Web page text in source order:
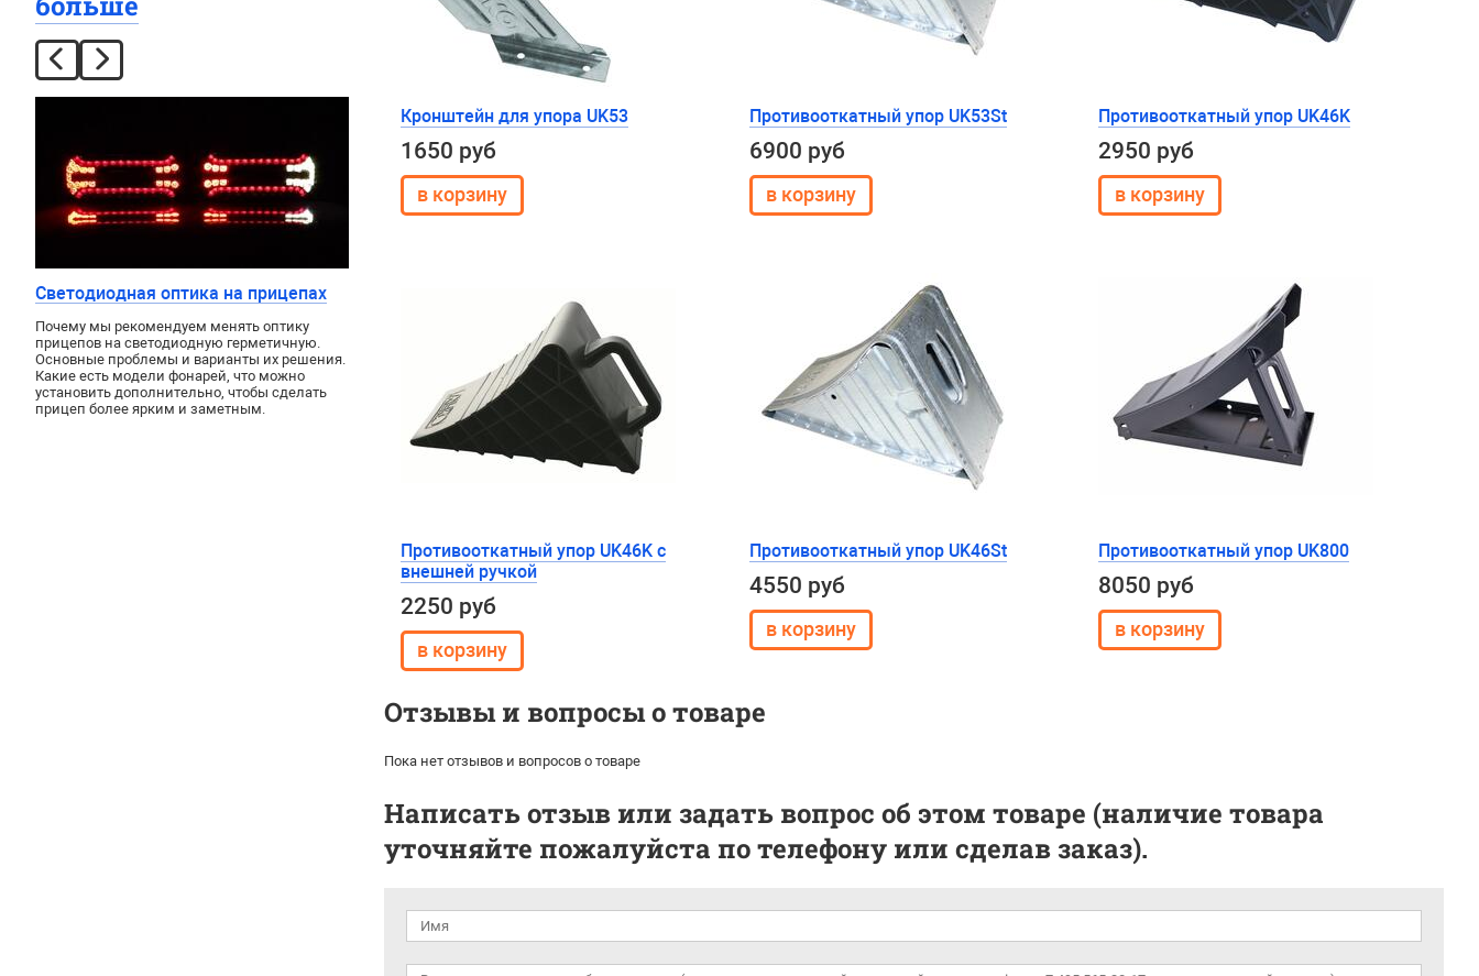
Кронштейн для упора UK53
1650 руб
Противооткатный упор UK53St
6900 руб
Противооткатный упор UK46K
2950 руб
Противооткатный упор UK46K с
внешней ручкой
2250 руб
Противооткатный упор UK46St
4550 руб
Противооткатный упор UK800
8050 руб
Отзывы и вопросы о товаре
Пока нет отзывов и вопросов о товаре
Написать отзыв или задать вопрос об этом товаре (наличие товара
уточняйте пожалуйста по телефону или сделав заказ).
Светодиодная оптика на прицепах
Почему мы рекомендуем менять оптику
прицепов на светодиодную герметичную.
Основные проблемы и варианты их решения.
Какие есть модели фонарей, что можно
установить дополнительно, чтобы сделать
прицеп более ярким и заметным.